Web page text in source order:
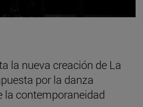
la nueva creación de La
por la danza
la contemporaneidad